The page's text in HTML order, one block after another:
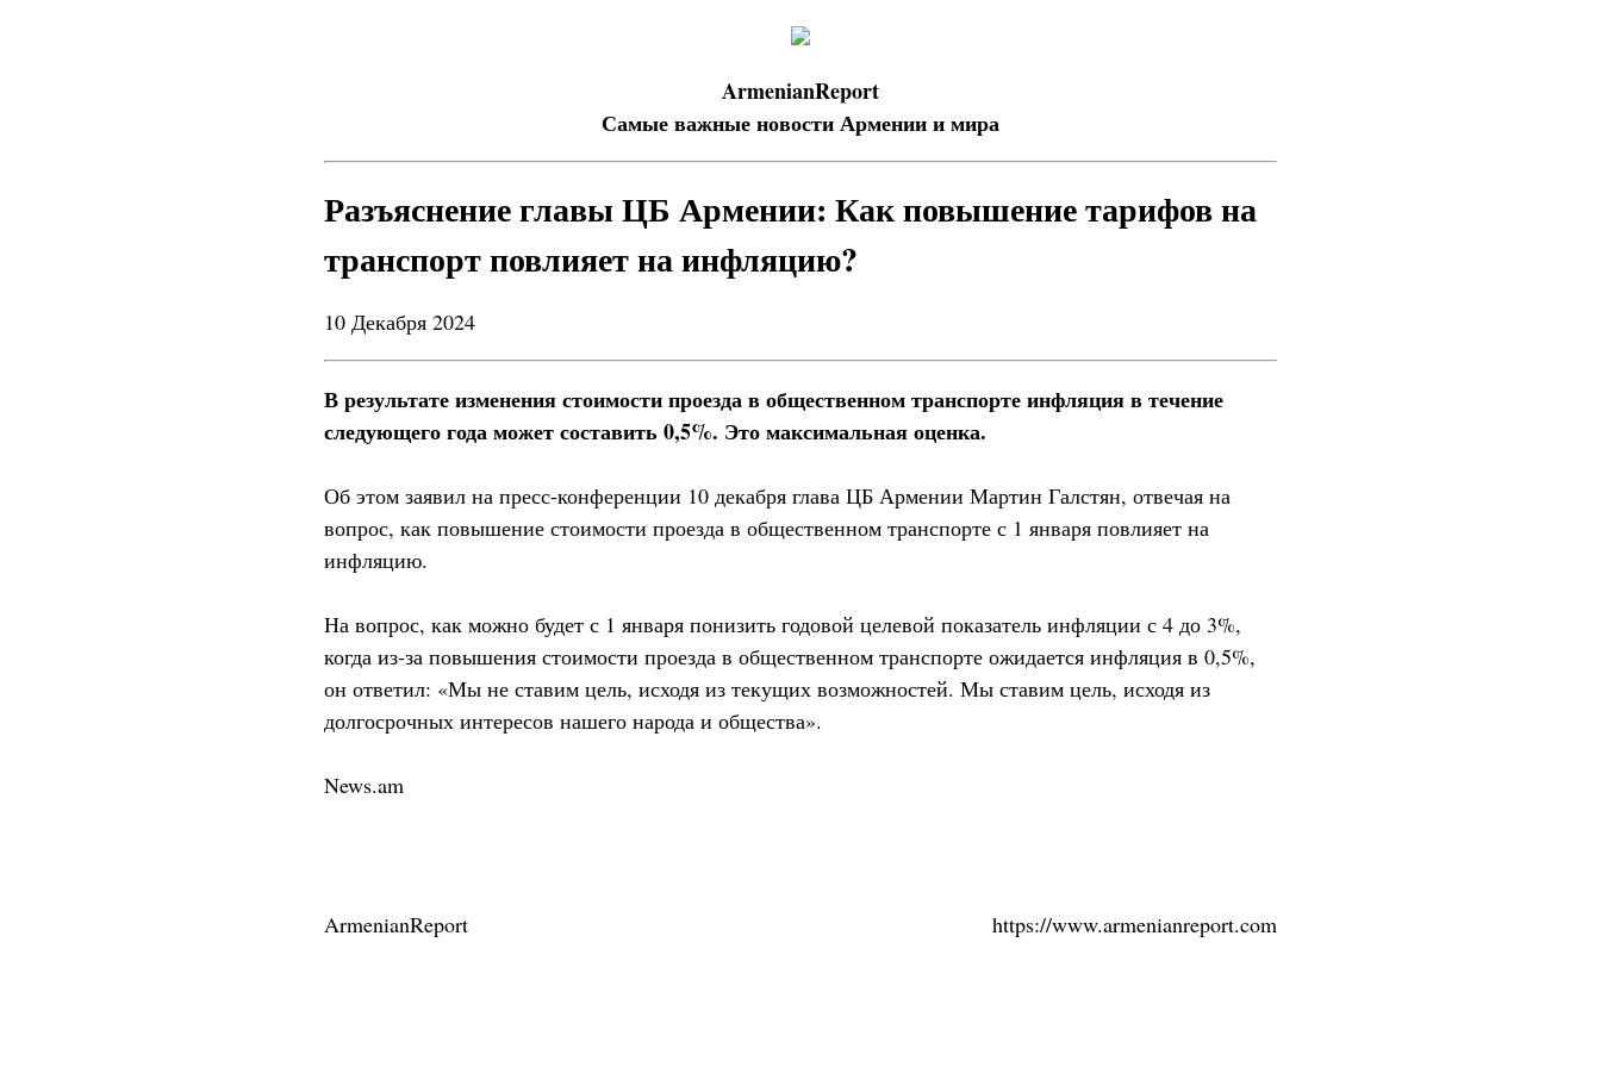
ArmenianReport
Самые важные новости Армении и мира
Разъяснение главы ЦБ Армении: Как повышение тарифов на
транспорт повлияет на инфляцию?
10 Декабря 2024
В результате изменения стоимости проезда в общественном транспорте инфляция в течение
следующего года может составить 0,5%. Это максимальная оценка.
Об этом заявил на пресс-конференции 10 декабря глава ЦБ Армении Мартин Галстян, отвечая на
вопрос, как повышение стоимости проезда в общественном транспорте с 1 января повлияет на
инфляцию.
На вопрос, как можно будет с 1 января понизить годовой целевой показатель инфляции с 4 до 3%,
когда из-за повышения стоимости проезда в общественном транспорте ожидается инфляция в 0,5%,
он ответил: «Мы не ставим цель, исходя из текущих возможностей. Мы ставим цель, исходя из
долгосрочных интересов нашего народа и общества».
News.am
ArmenianReport https://www.armenianreport.com